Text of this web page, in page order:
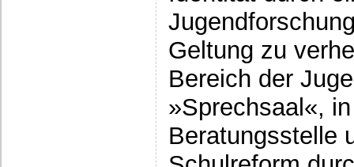
Geltung zu
Bereich der
»Sprechsaal«,
Beratungsstelle